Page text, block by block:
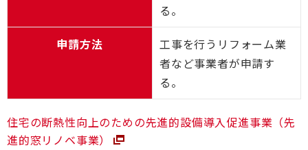
る。
申請方法
工事を行うリフォーム業
者など事業者が申請す
る。
住宅の断熱性向上のための先進的設備導入促進事業（先
進的窓リノベ事業）